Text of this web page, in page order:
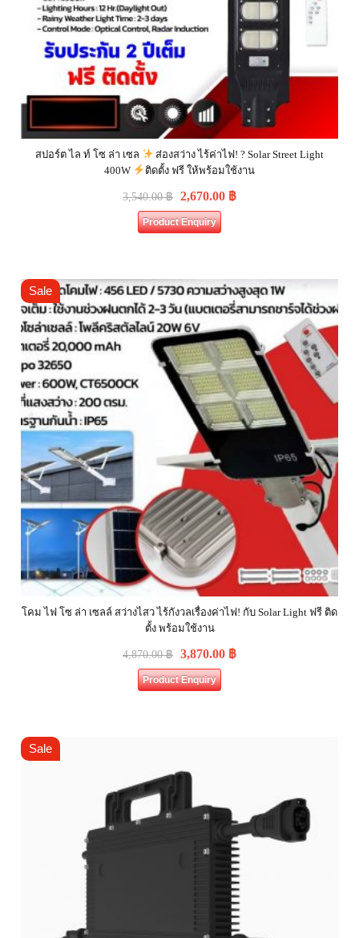
สปอร์ต ไล ท์ โซ ล่า เซล
ส่องสว่าง ไร้ค่าไฟ! ? Solar Street Light
400W
ติดตั้ง ฟรี ให้พร้อมใช้งาน
3,540.00฿ 2,670.00 ฿
Product Enquiry
Sale
โคม ไฟ โซ ล่า เซลล์ สว่างไสว ไร้กังวลเรื่องค่าไฟ! กับ Solar Light ฟรี ติด
ตั้ง พร้อมใช้งาน
4,870.00฿ 3,870.00 ฿
Product Enquiry
Sale